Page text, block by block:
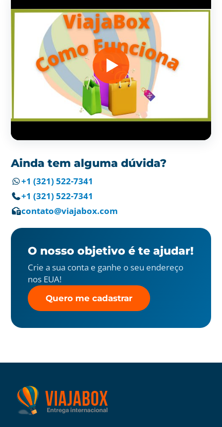
Ainda tem alguma dúvida?
+1 (321) 522-7341
+1 (321) 522-7341
contato@viajabox.com
O nosso objetivo é te ajudar!
Crie a sua conta e ganhe o seu endereço
nos EUA!
Quero me cadastrar